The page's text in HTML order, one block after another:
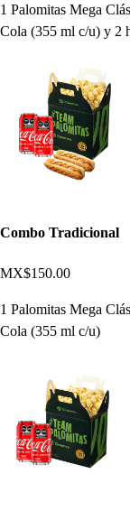
1 Palomitas Mega
Cola (355 ml c/u) y 2
Combo Tradicional
MX$150.00
1 Palomitas Mega
Cola (355 ml c/u)